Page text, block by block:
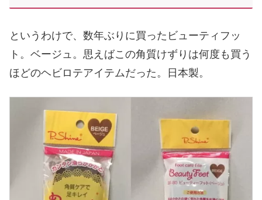
というわけで、数年ぶりに買ったビューティフッ
ト。ベージュ。思えばこの角質けずりは何度も買う
ほどのヘビロテアイテムだった。日本製。